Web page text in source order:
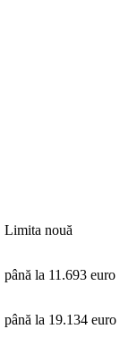
Limita nouă
până la 11.693 euro
până la 19.134 euro